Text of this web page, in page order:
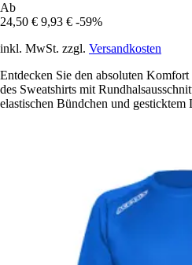
Ab
24,50 € 9,93 € -59%
inkl. MwSt. zzgl. Versandkosten
Entdecken Sie den absoluten
des Sweatshirts mit
elastischen Bündchen und gesticktem